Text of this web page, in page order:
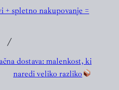
+ spletno nakupovanje =
╱
dostava: malenkost, ki
naredi veliko razliko